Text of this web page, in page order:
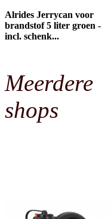
Alrides Jerrycan voor
brandstof 5 liter groen -
incl. schenk...
Meerdere
shops